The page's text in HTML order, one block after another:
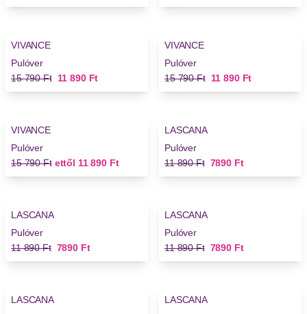
VIVANCE
Pulóver
Régi ár
15 790 Ft Új ár
11 890 Ft
VIVANCE
Pulóver
Régi ár
15 790 Ft Új ár
11 890 Ft
VIVANCE
Pulóver
Régi ár
15 790 Ft ettől Új ár
11 890 Ft
LASCANA
Pulóver
Régi ár
11 890 Ft Új ár
7890 Ft
LASCANA
Pulóver
Régi ár
11 890 Ft Új ár
7890 Ft
LASCANA
Pulóver
Régi ár
11 890 Ft Új ár
7890 Ft
LASCANA
LASCANA